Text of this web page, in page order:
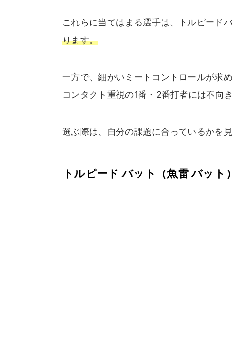
これらに当てはまる選手は、トルピード
ります。
一方で、細かいミートコントロールが求
コンタクト重視の1番・2番打者には不向
選ぶ際は、自分の課題に合っているかを
トルピード バット（魚雷 バッ